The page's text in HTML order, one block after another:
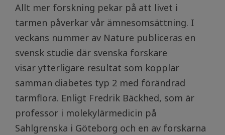
Allt mer forskning pekar på att livet i
tarmen påverkar vår ämnesomsättning. I
veckans nummer av Nature publiceras en
svensk studie där svenska forskare
visar ytterligare resultat som kopplar
samman diabetes typ 2 med förändrad
tarmflora. Enligt Fredrik Bäckhed, som är
professor i molekylärmedicin på
Sahlgrenska i Göteborg och en av forskarna